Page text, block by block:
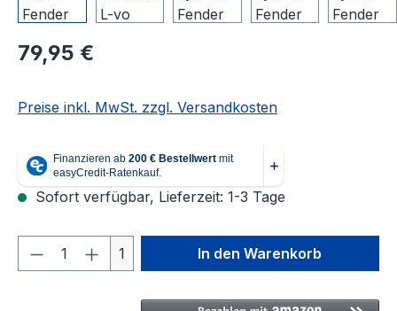
Regulärer Preis:
79,95 €
Preise inkl. MwSt. zzgl. Versandkosten
Sofort verfügbar, Lieferzeit: 1-3 Tage
Produkt Anzahl: Gib den
1 In den Warenkorb